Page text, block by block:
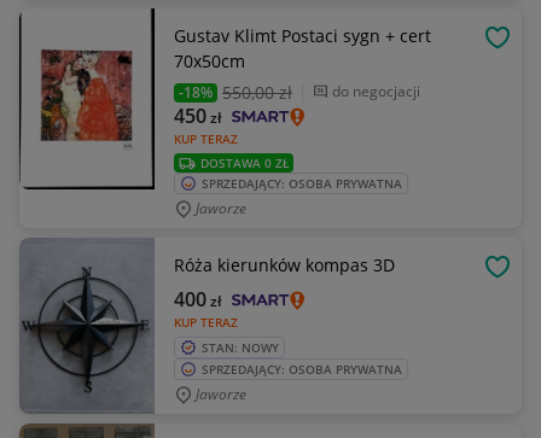
Gustav Klimt Postaci sygn + cert
70x50cm
-18% 550,00 zł do negocjacji
KUP TERAZ
450zł
DOSTAWA 0 ZŁ
SPRZEDAJĄCY: OSOBA PRYWATNA
Jaworze
Róża kierunków kompas 3D
KUP TERAZ
400zł
STAN: NOWY
SPRZEDAJĄCY: OSOBA PRYWATNA
Jaworze